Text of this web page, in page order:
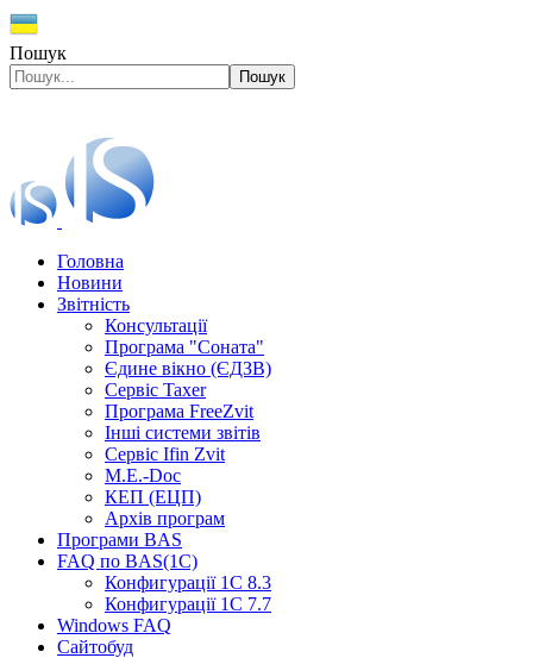
Пошук
Пошук
Головна
Новини
Звітність
Консультації
Програма "Соната"
Єдине вікно (ЄДЗВ)
Сервіс Taxer
Програма FreeZvit
Інші системи звітів
Сервіс Ifin Zvit
M.E.-Doc
КЕП (ЕЦП)
Архів програм
Програми BAS
FAQ по BAS(1С)
Конфигурації 1С 8.3
Конфигурації 1С 7.7
Windows FAQ
Сайтобуд